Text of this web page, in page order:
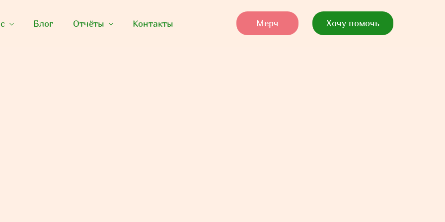
Блог Отчёты Контакты Мерч Хочу помочь